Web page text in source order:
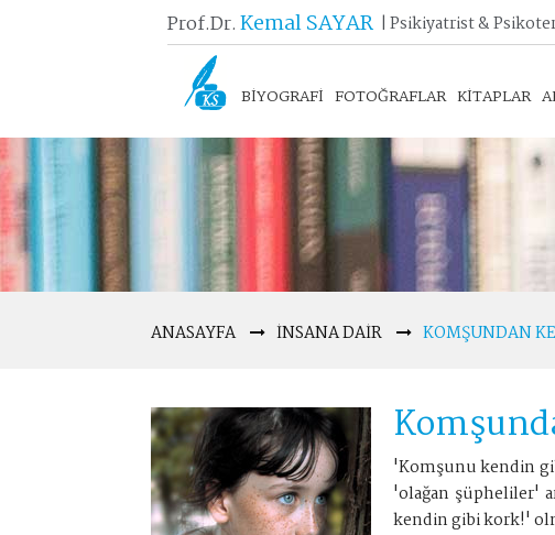
Prof.Dr.Kemal SAYAR | Psikiyatrist &
BİYOGRAFİ FOTOĞRAFLAR KİTAPLAR
ANASAYFA İNSANA DAIR KOMŞUNDAN
'Komşunu kendin
'olağan şüpheliler'
kendin gibi kork!'